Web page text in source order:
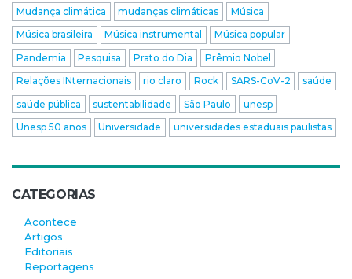
Mudança climática
mudanças climáticas
Música
Música brasileira
Música instrumental
Música popular
Pandemia
Pesquisa Prato do Dia
Prêmio Nobel
Relações INternacionais
rio claro Rock SARS-CoV-2
saúde
saúde pública
sustentabilidade São Paulo
unesp
Unesp 50 anos
Universidade universidades estaduais paulistas
CATEGORIAS
Acontece
Artigos
Editoriais
Reportagens